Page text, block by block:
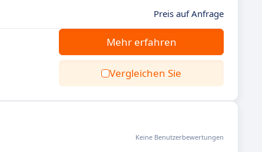
Preis auf Anfrage
Mehr erfahren
Vergleichen Sie
Keine Benutzerbewertungen